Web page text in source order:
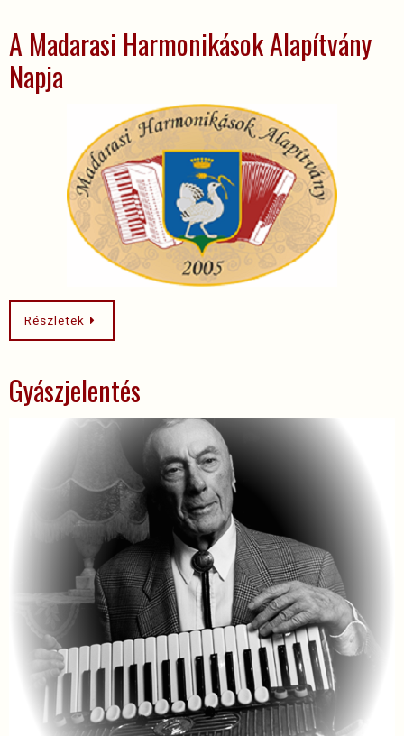
A Madarasi Harmonikások Alapítvány
Napja
Részletek
Gyászjelentés